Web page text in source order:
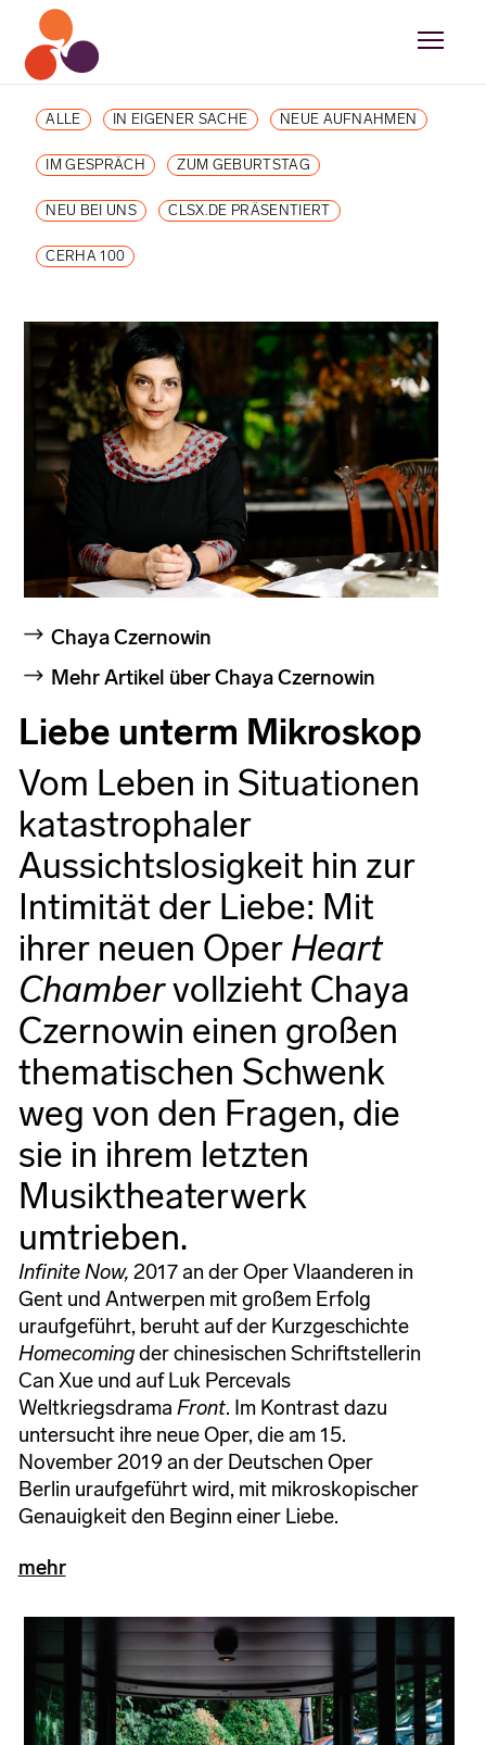
ALLE IN EIGENER SACHE NEUE AUFNAHMEN
IM GESPRÄCH ZUM GEBURTSTAG
NEU BEI UNS CLSX.DE PRÄSENTIERT
CERHA 100
Chaya Czernowin
Mehr Artikel über Chaya Czernowin
Liebe unterm Mikroskop
Vom Leben in Situationen
katastrophaler
Aussichtslosigkeit hin zur
Intimität der Liebe: Mit
ihrer neuen Oper Heart
Chambervollzieht Chaya
Czernowin einen großen
thematischen Schwenk
weg von den Fragen, die
sie in ihrem letzten
Musiktheaterwerk
umtrieben.
Infinite Now, 2017 an der Oper Vlaanderen in
Gent und Antwerpen mit großem Erfolg
uraufgeführt, beruht auf der Kurzgeschichte
Homecomingder chinesischen Schriftstellerin
Can Xue und auf Luk Percevals
Weltkriegsdrama Front. Im Kontrast dazu
untersucht ihre neue Oper, die am 15.
November 2019 an der Deutschen Oper
Berlin uraufgeführt wird, mit mikroskopischer
Genauigkeit den Beginn einer Liebe.
mehr